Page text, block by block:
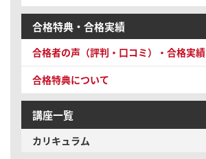
合格特典・合格実績
合格者の声（評判・口コミ）・合格実績
合格特典について
講座一覧
カリキュラム